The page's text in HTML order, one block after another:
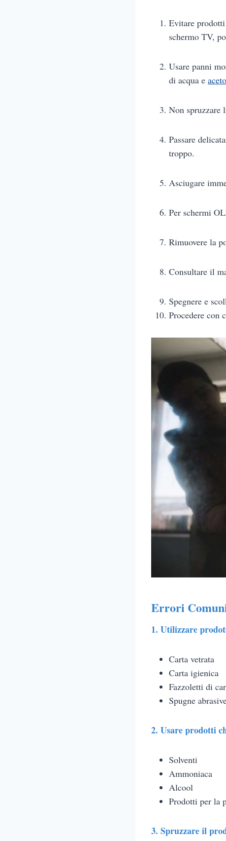
Evitare
schermo TV,
Usare panni
di acqua e
Non spruzzare
Passare
troppo.
Asciugare
Per schermi
Rimuovere la
Consultare il
Spegnere e
Procedere con
Errori
1. Utilizzare
Carta vetrata
Carta igienica
Fazzoletti di
Spugne
2. Usare prodotti
Solventi
Ammoniaca
Alcool
Prodotti per la
3. Spruzzare il